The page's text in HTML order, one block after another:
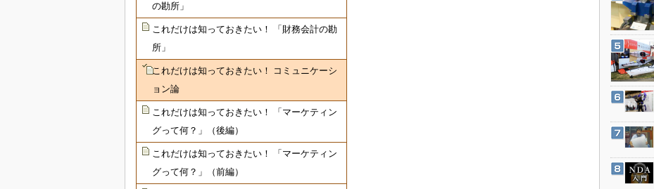
の勘所」
これだけは知っておきたい！ 「財務会計の勘
所」
これだけは知っておきたい！ コミュニケーシ
ョン論
これだけは知っておきたい！ 「マーケティン
グって何？」（後編）
これだけは知っておきたい！ 「マーケティン
グって何？」（前編）